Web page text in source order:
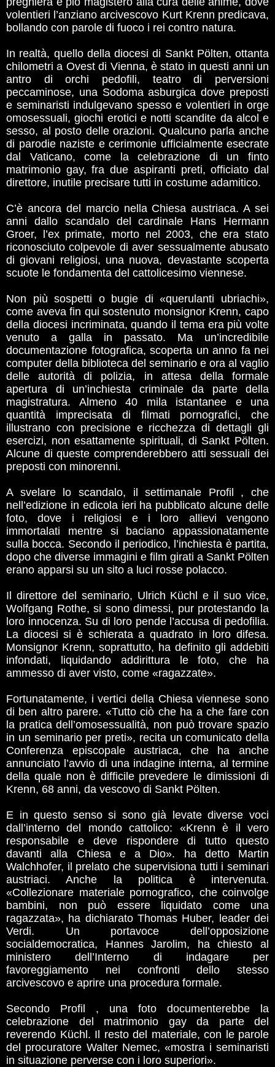
volentieri l’anziano arcivescovo Kurt Krenn predicava,
bollando con parole di fuoco i rei contro natura.
In realtà, quello della diocesi di Sankt Pölten, ottanta
chilometri a Ovest di Vienna, è stato in questi anni un
antro di orchi pedofili, teatro di perversioni
peccaminose, una Sodoma asburgica dove preposti
e seminaristi indulgevano spesso e volentieri in orge
omosessuali, giochi erotici e notti scandite da alcol e
sesso, al posto delle orazioni. Qualcuno parla anche
di parodie naziste e cerimonie ufficialmente esecrate
dal Vaticano, come la celebrazione di un finto
matrimonio gay, fra due aspiranti preti, officiato dal
direttore, inutile precisare tutti in costume adamitico.
C’è ancora del marcio nella Chiesa austriaca. A sei
anni dallo scandalo del cardinale Hans Hermann
Groer, l’ex primate, morto nel 2003, che era stato
riconosciuto colpevole di aver sessualmente abusato
di giovani religiosi, una nuova, devastante scoperta
scuote le fondamenta del cattolicesimo viennese.
Non più sospetti o bugie di «querulanti ubriachi»,
come aveva fin qui sostenuto monsignor Krenn, capo
della diocesi incriminata, quando il tema era più volte
venuto a galla in passato. Ma un’incredibile
documentazione fotografica, scoperta un anno fa nei
computer della biblioteca del seminario e ora al vaglio
delle autorità di polizia, in attesa della formale
apertura di un’inchiesta criminale da parte della
magistratura. Almeno 40 mila istantanee e una
quantità imprecisata di filmati pornografici, che
illustrano con precisione e ricchezza di dettagli gli
esercizi, non esattamente spirituali, di Sankt Pölten.
Alcune di queste comprenderebbero atti sessuali dei
preposti con minorenni.
A svelare lo scandalo, il settimanale Profil , che
nell’edizione in edicola ieri ha pubblicato alcune delle
foto, dove i religiosi e i loro allievi vengono
immortalati mentre si baciano appassionatamente
sulla bocca. Secondo il periodico, l’inchiesta è partita,
dopo che diverse immagini e film girati a Sankt Pölten
erano apparsi su un sito a luci rosse polacco.
Il direttore del seminario, Ulrich Küchl e il suo vice,
Wolfgang Rothe, si sono dimessi, pur protestando la
loro innocenza. Su di loro pende l’accusa di pedofilia.
La diocesi si è schierata a quadrato in loro difesa.
Monsignor Krenn, soprattutto, ha definito gli addebiti
infondati, liquidando addirittura le foto, che ha
ammesso di aver visto, come «ragazzate».
Fortunatamente, i vertici della Chiesa viennese sono
di ben altro parere. «Tutto ciò che ha a che fare con
la pratica dell’omosessualità, non può trovare spazio
in un seminario per preti», recita un comunicato della
Conferenza episcopale austriaca, che ha anche
annunciato l’avvio di una indagine interna, al termine
della quale non è difficile prevedere le dimissioni di
Krenn, 68 anni, da vescovo di Sankt Pölten.
E in questo senso si sono già levate diverse voci
dall’interno del mondo cattolico: «Krenn è il vero
responsabile e deve rispondere di tutto questo
davanti alla Chiesa e a Dio». ha detto Martin
Walchhofer, il prelato che supervisiona tutti i seminari
austriaci. Anche la politica è intervenuta.
«Collezionare materiale pornografico, che coinvolge
bambini, non può essere liquidato come una
ragazzata», ha dichiarato Thomas Huber, leader dei
Verdi. Un portavoce dell’opposizione
socialdemocratica, Hannes Jarolim, ha chiesto al
ministero dell’Interno di indagare per
favoreggiamento nei confronti dello stesso
arcivescovo e aprire una procedura formale.
Secondo Profil , una foto documenterebbe la
celebrazione del matrimonio gay da parte del
reverendo Küchl. Il resto del materiale, con le parole
del procuratore Walter Nemec, «mostra i seminaristi
in situazione perverse con i loro superiori».